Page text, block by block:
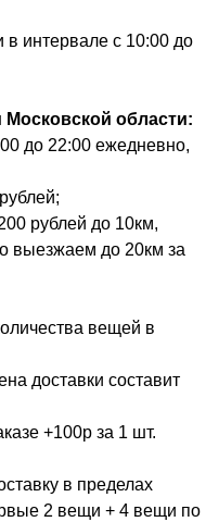
интервале с 10:00 до
области:
до 22:00 ежедневно,
рублей до 10км,
выезжаем до 20км за
вещей в
доставки составит
+100р за 1 шт.
в пределах
2 вещи + 4 вещи по